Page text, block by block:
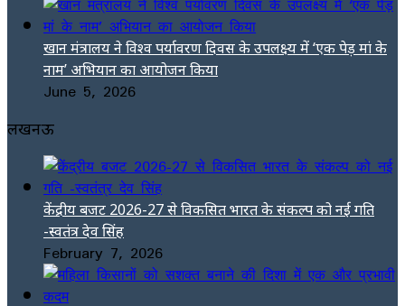
खान मंत्रालय ने विश्व पर्यावरण दिवस के उपलक्ष्य में ‘एक पेड़ मां के
नाम’ अभियान का आयोजन किया
June 5, 2026
लखनऊ
केंद्रीय बजट 2026-27 से विकसित भारत के संकल्प को नई गति
-स्वतंत्र देव सिंह
February 7, 2026